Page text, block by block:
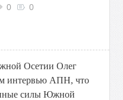
0 0
Осетии Олег
интервью АПН, что
силы Южной